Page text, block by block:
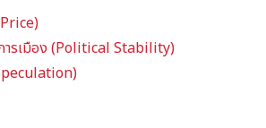
ารเมือง (Political Stability)